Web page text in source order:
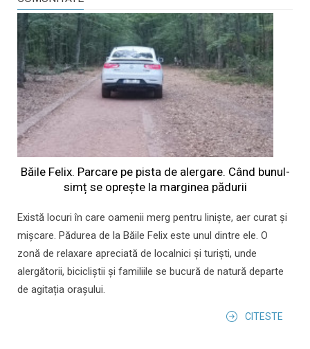
Băile Felix. Parcare pe pista de alergare. Când bunul-
simț se oprește la marginea pădurii
Există locuri în care oamenii merg pentru liniște, aer curat și
mișcare. Pădurea de la Băile Felix este unul dintre ele. O
zonă de relaxare apreciată de localnici și turiști, unde
alergătorii, bicicliștii și familiile se bucură de natură departe
de agitația orașului.
CITESTE